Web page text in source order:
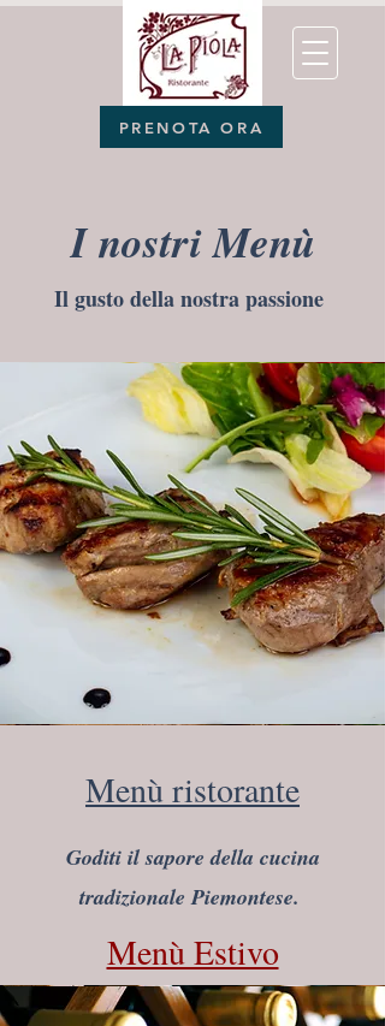
PRENOTA ORA
I nostri Menù
Il gusto della nostra passione
Menù ristorante
Goditi il sapore della cucina
tradizionale Piemontese.
Menù Estivo